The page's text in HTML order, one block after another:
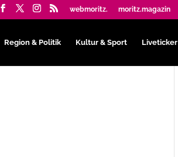
webmoritz. moritz.magazin
Region & Politik Kultur & Sport Liveticker